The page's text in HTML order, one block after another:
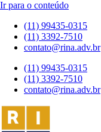
Ir para o conteúdo
(11) 99435-0315
(11) 3392-7510
contato@rina.adv.br
(11) 99435-0315
(11) 3392-7510
contato@rina.adv.br